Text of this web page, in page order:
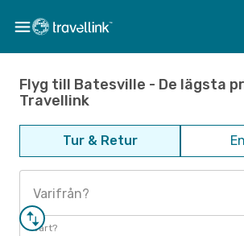
Flyg till Batesville - De lägsta
Travellink
Tur & Retur
Varifrån?
Vart?